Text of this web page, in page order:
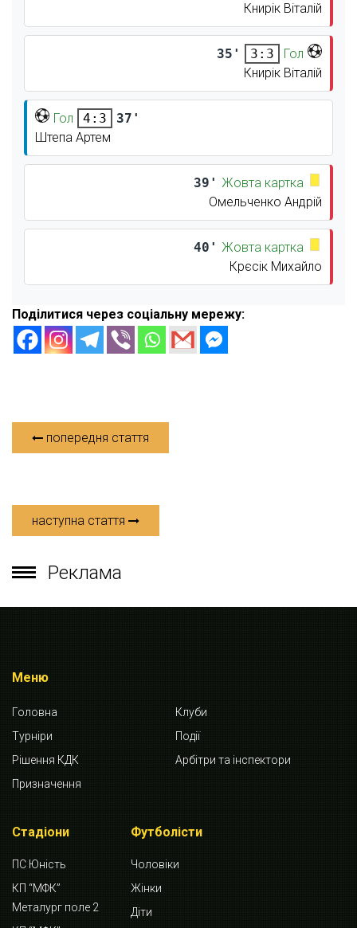
Книрік Віталій
35' 3:3
Гол
Книрік Віталій
Гол 4:3
37'
Штепа Артем
39' Жовта картка
Омельченко Андрій
40' Жовта картка
Крєсік Михайло
Поділитися через соціальну мережу:
попередня стаття
наступна стаття
Реклама
Меню
Головна
Клуби
Турніри
Події
Рішення КДК
Арбітри та інспектори
Призначення
Стадіони
ПС Юність
КП “МФК”
Металург поле 2
Футболісти
Чоловіки
Жінки
Діти